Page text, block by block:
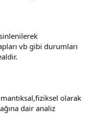
vb gibi durumları
olarak
dair analiz